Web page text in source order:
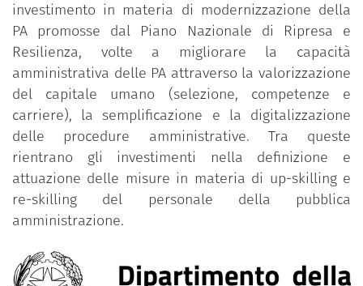
investimento in materia di modernizzazione della
PA promosse dal Piano Nazionale di Ripresa e
Resilienza, volte a migliorare la capacità
amministrativa delle PA attraverso la valorizzazione
del capitale umano (selezione, competenze e
carriere), la semplificazione e la digitalizzazione
delle procedure amministrative. Tra queste
rientrano gli investimenti nella definizione e
attuazione delle misure in materia di up-skilling e
re-skilling del personale della pubblica
amministrazione.